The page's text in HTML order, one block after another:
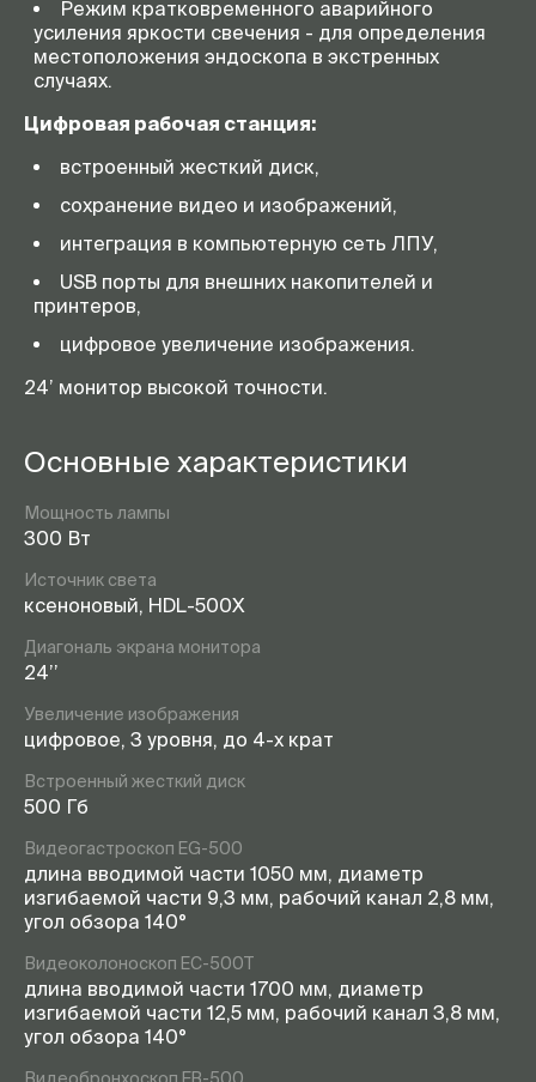
Режим кратковременного аварийного
усиления яркости свечения - для определения
местоположения эндоскопа в экстренных
случаях.
Цифровая рабочая станция:
встроенный жесткий диск,
сохранение видео и изображений,
интеграция в компьютерную сеть ЛПУ,
USB порты для внешних накопителей и
принтеров,
цифровое увеличение изображения.
24’ монитор высокой точности.
Основные характеристики
Мощность лампы
300 Вт
Источник света
ксеноновый, HDL-500X
Диагональ экрана монитора
24’’
Увеличение изображения
цифровое, 3 уровня, до 4-х крат
Встроенный жесткий диск
500 Гб
Видеогастроскоп EG-500
длина вводимой части 1050 мм, диаметр
изгибаемой части 9,3 мм, рабочий канал 2,8 мм,
угол обзора 140°
Видеоколоноскоп EC-500T
длина вводимой части 1700 мм, диаметр
изгибаемой части 12,5 мм, рабочий канал 3,8 мм,
угол обзора 140°